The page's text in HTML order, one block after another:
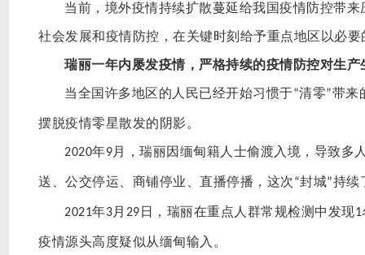
当前，境外疫情持续扩散蔓延给我国疫情防控带
社会发展和疫情防控，在关键时刻给予重点地区以必
瑞丽一年内屡发疫情，严格持续的疫情防控对生产
当全国许多地区的人民已经开始习惯于“清零”带来
摆脱疫情零星散发的阴影。
2020年9月，瑞丽因缅甸籍人士偷渡入境，导致多
送、公交停运、商铺停业、直播停播，这次“封城”持续
2021年3月 29 日，瑞丽在重点人群常规检测中发现1
疫情源头高度疑似从缅甸输入。